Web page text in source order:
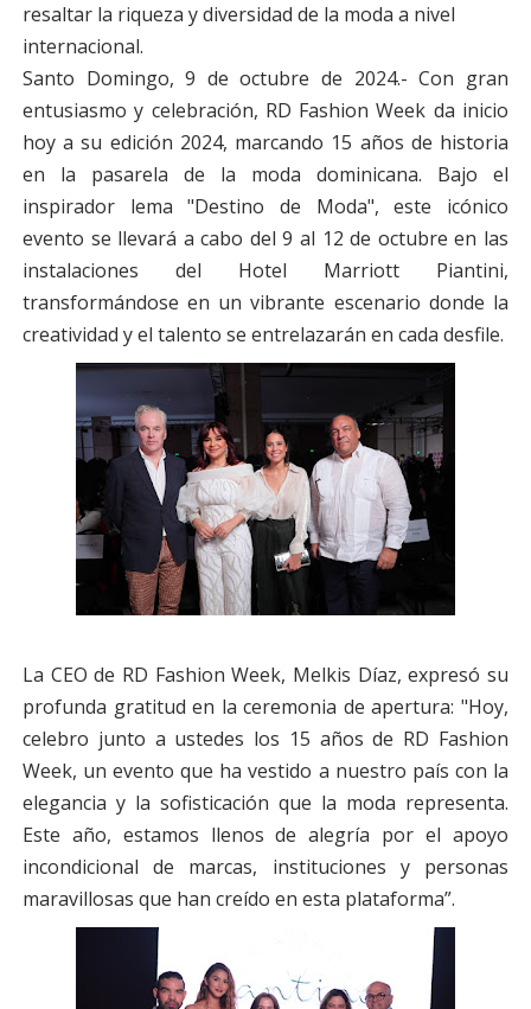
resaltar la riqueza y diversidad de la moda a nivel
internacional.
Santo Domingo, 9 de octubre de 2024.- Con gran
entusiasmo y celebración, RD Fashion Week da inicio
hoy a su edición 2024, marcando 15 años de historia
en la pasarela de la moda dominicana. Bajo el
inspirador lema "Destino de Moda", este icónico
evento se llevará a cabo del 9 al 12 de octubre en las
instalaciones del Hotel Marriott Piantini,
transformándose en un vibrante escenario donde la
creatividad y el talento se entrelazarán en cada desfile.
La CEO de RD Fashion Week, Melkis Díaz, expresó su
profunda gratitud en la ceremonia de apertura: "Hoy,
celebro junto a ustedes los 15 años de RD Fashion
Week, un evento que ha vestido a nuestro país con la
elegancia y la sofisticación que la moda representa.
Este año, estamos llenos de alegría por el apoyo
incondicional de marcas, instituciones y personas
maravillosas que han creído en esta plataforma”.